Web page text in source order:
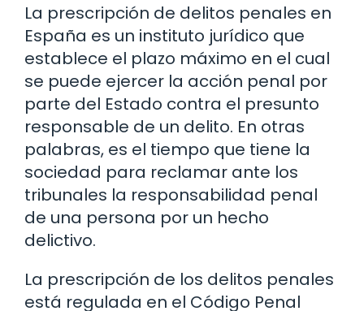
La prescripción de delitos penales en
España es un instituto jurídico que
establece el plazo máximo en el cual
se puede ejercer la acción penal por
parte del Estado contra el presunto
responsable de un delito. En otras
palabras, es el tiempo que tiene la
sociedad para reclamar ante los
tribunales la responsabilidad penal
de una persona por un hecho
delictivo.
La prescripción de los delitos penales
está regulada en el Código Penal